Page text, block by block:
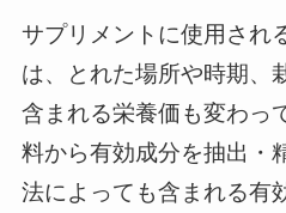
サプリメントに使用され
は、とれた場所や時期、
含まれる栄養価も変わっ
料から有効成分を抽出・
法によっても含まれる有